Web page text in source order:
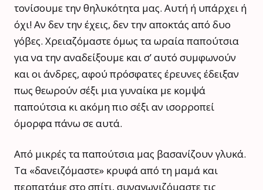
τονίσουμε την θηλυκότητα μας. Αυτή ή υπάρχει ή
όχι! Αν δεν την έχεις, δεν την αποκτάς από δυο
γόβες. Χρειαζόμαστε όμως τα ωραία παπούτσια
για να την αναδείξουμε και σ’ αυτό συμφωνούν
και οι άνδρες, αφού πρόσφατες έρευνες έδειξαν
πως θεωρούν σέξι μια γυναίκα με κομψά
παπούτσια κι ακόμη πιο σέξι αν ισορροπεί
όμορφα πάνω σε αυτά.
Από μικρές τα παπούτσια μας βασανίζουν γλυκά.
Τα «δανειζόμαστε» κρυφά από τη μαμά και
περπατάμε στο σπίτι, συναγωνιζόμαστε τις